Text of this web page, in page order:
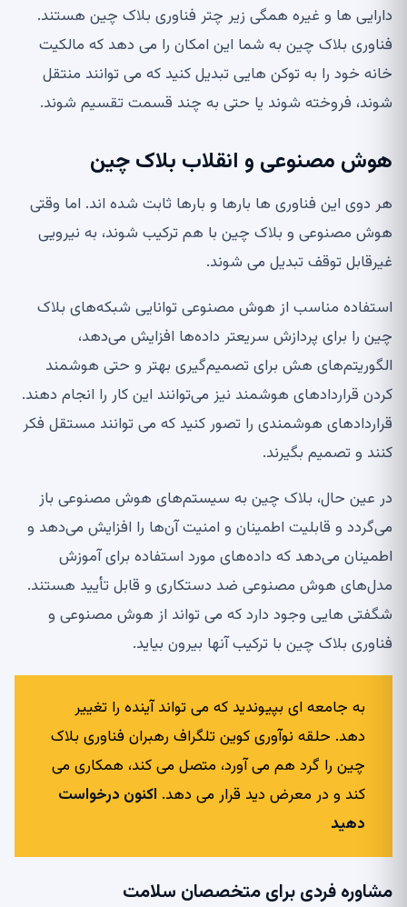
دارایی ها و غیره همگی زیر چتر فناوری بلاک چین هستند.
فناوری بلاک چین به شما این امکان را می دهد که مالکیت
خانه خود را به توکن هایی تبدیل کنید که می توانند منتقل
شوند، فروخته شوند یا حتی به چند قسمت تقسیم شوند.
هوش مصنوعی و انقلاب بلاک چین
هر دوی این فناوری ها بارها و بارها ثابت شده اند. اما وقتی
هوش مصنوعی و بلاک چین با هم ترکیب شوند، به نیرویی
غیرقابل توقف تبدیل می شوند.
استفاده مناسب از هوش مصنوعی توانایی شبکه‌های بلاک
چین را برای پردازش سریعتر داده‌ها افزایش می‌دهد،
الگوریتم‌های هش برای تصمیم‌گیری بهتر و حتی هوشمند
کردن قراردادهای هوشمند نیز می‌توانند این کار را انجام دهند.
قراردادهای هوشمندی را تصور کنید که می توانند مستقل فکر
کنند و تصمیم بگیرند.
در عین حال، بلاک چین به سیستم‌های هوش مصنوعی باز
می‌گردد و قابلیت اطمینان و امنیت آن‌ها را افزایش می‌دهد و
اطمینان می‌دهد که داده‌های مورد استفاده برای آموزش
مدل‌های هوش مصنوعی ضد دستکاری و قابل تأیید هستند.
شگفتی هایی وجود دارد که می تواند از هوش مصنوعی و
فناوری بلاک چین با ترکیب آنها بیرون بیاید.
به جامعه ای بپیوندید که می تواند آینده را تغییر
دهد. حلقه نوآوری کوین تلگراف رهبران فناوری بلاک
چین را گرد هم می آورد، متصل می کند، همکاری می
کند و در معرض دید قرار می دهد. اکنون درخواست
دهید
مشاوره فردی برای متخصصان سلامت